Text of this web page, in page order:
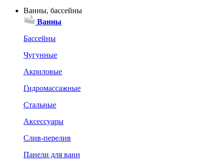
Ванны, бассейны
Ванны
Бассейны
Чугунные
Акриловые
Гидромассажные
Стальные
Аксессуары
Слив-перелив
Панели для ванн